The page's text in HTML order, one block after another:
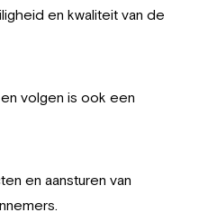
en kwaliteit van de
volgen is ook een
en aansturen van